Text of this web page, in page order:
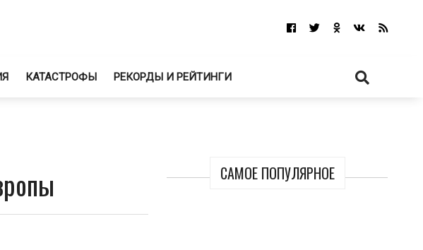
КАТАСТРОФЫ РЕКОРДЫ И РЕЙТИНГИ
САМОЕ ПОПУЛЯРНОЕ